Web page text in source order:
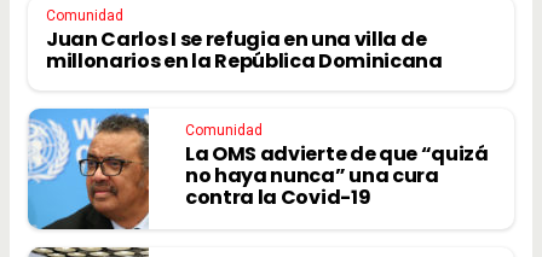
Comunidad
Juan Carlos I se refugia en una villa de
millonarios en la República Dominicana
Comunidad
La OMS advierte de que “quizá
no haya nunca” una cura
contra la Covid-19